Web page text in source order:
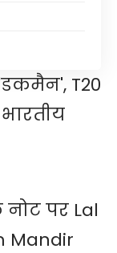
T20
पर Lal
Mandir